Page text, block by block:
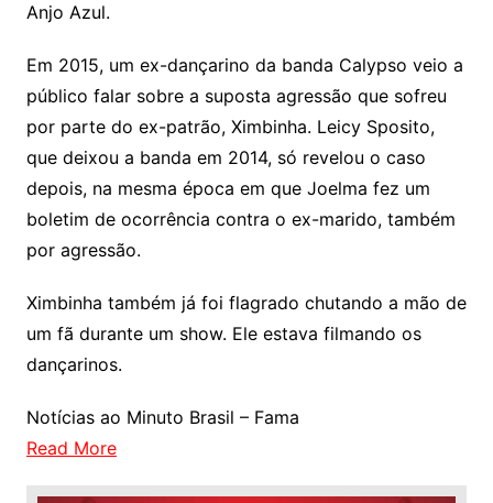
Anjo Azul.
Em 2015, um ex-dançarino da banda Calypso veio a
público falar sobre a suposta agressão que sofreu
por parte do ex-patrão, Ximbinha. Leicy Sposito,
que deixou a banda em 2014, só revelou o caso
depois, na mesma época em que Joelma fez um
boletim de ocorrência contra o ex-marido, também
por agressão.
Ximbinha também já foi flagrado chutando a mão de
um fã durante um show. Ele estava filmando os
dançarinos.
Notícias ao Minuto Brasil – Fama
Read More